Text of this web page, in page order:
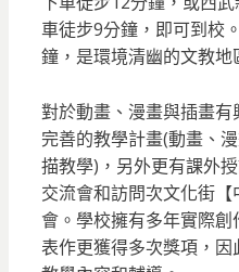
車徒步9分鐘，即可到校
鐘，是環境清幽的文教地
對於動畫、漫畫與插畫
完善的教學計畫(動畫、
描教學)，另外更有課外
交流會和訪問次文化街
會。學校擁有多年實際
表作更獲得多次獎項，